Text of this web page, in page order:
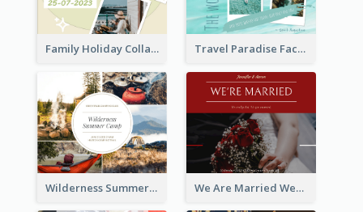
Family Holiday Collage Facebook Post Travel Paradise Facebook Post
Wilderness Summer Camp Facebook Post We Are Married Wedding Facebook Post